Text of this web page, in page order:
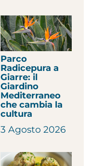
Parco
Radicepura a
Giarre: il
Giardino
Mediterraneo
che cambia la
cultura
3 Agosto 2026